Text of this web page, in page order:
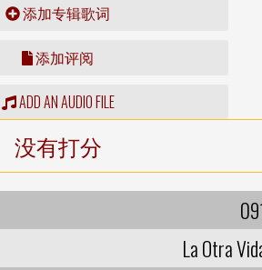
添加专辑歌词
添加评阅
ADD AN AUDIO FILE
没有打分
La Otra